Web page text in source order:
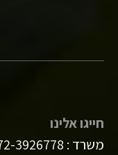
חייגו אלינו
משרד : 3926778